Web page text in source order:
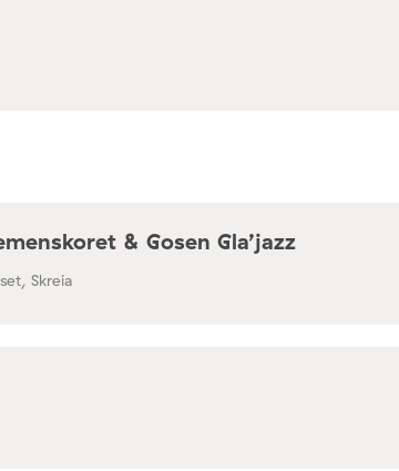
& Gosen Gla’jazz
Skreia